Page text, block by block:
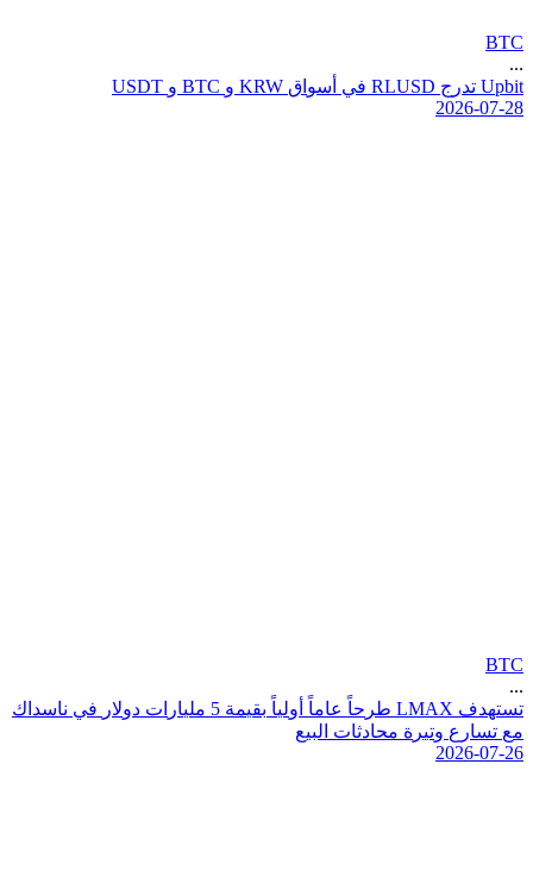
BTC
...
Upbit تدر ج RLUSD في سو ق KRW و BTC و USDT
2026-07-28
BTC
...
تستهدف LMAX طر حا عاما وليا بقيمة 5 مليار ت دولر في ناسد ك
مع تسار ع وتير ة محادثات لبيع
2026-07-26